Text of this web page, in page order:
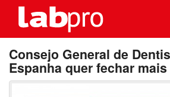
Consejo General de
Espanha quer fechar